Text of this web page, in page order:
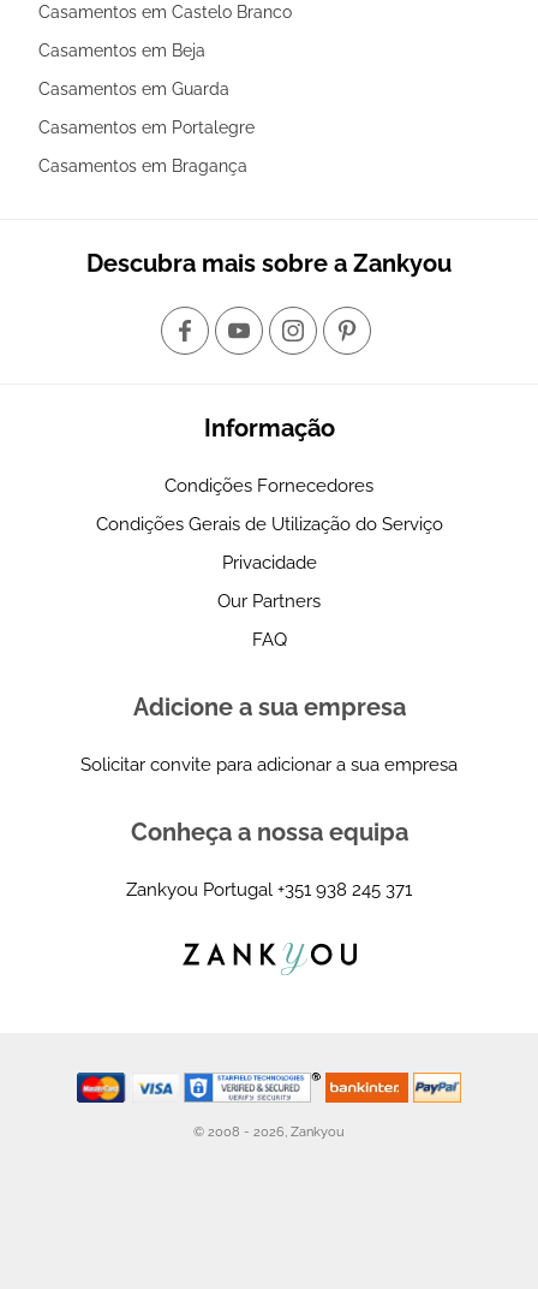
Casamentos em Castelo Branco
Casamentos em Beja
Casamentos em Guarda
Casamentos em Portalegre
Casamentos em Bragança
Descubra mais sobre a Zankyou
Informação
Condições Fornecedores
Condições Gerais de Utilização do Serviço
Privacidade
Our Partners
FAQ
Adicione a sua empresa
Solicitar convite para adicionar a sua empresa
Conheça a nossa equipa
Zankyou Portugal +351 938 245 371
© 2008 - 2026, Zankyou